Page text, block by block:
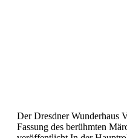
Der Dresdner Wunderhaus
Fassung des berühmten